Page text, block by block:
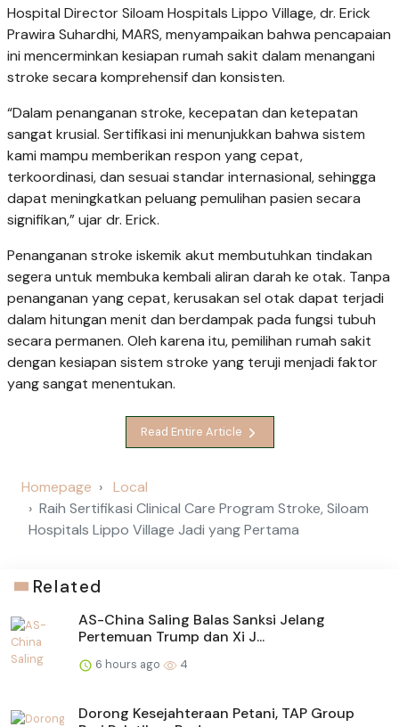
Hospital Director Siloam Hospitals Lippo Village, dr. Erick
Prawira Suhardhi, MARS, menyampaikan bahwa pencapaian
ini mencerminkan kesiapan rumah sakit dalam menangani
stroke secara komprehensif dan konsisten.
“Dalam penanganan stroke, kecepatan dan ketepatan
sangat krusial. Sertifikasi ini menunjukkan bahwa sistem
kami mampu memberikan respon yang cepat,
terkoordinasi, dan sesuai standar internasional, sehingga
dapat meningkatkan peluang pemulihan pasien secara
signifikan,” ujar dr. Erick.
Penanganan stroke iskemik akut membutuhkan tindakan
segera untuk membuka kembali aliran darah ke otak. Tanpa
penanganan yang cepat, kerusakan sel otak dapat terjadi
dalam hitungan menit dan berdampak pada fungsi tubuh
secara permanen. Oleh karena itu, pemilihan rumah sakit
dengan kesiapan sistem stroke yang teruji menjadi faktor
yang sangat menentukan.
Read Entire Article
Homepage
Local
Raih Sertifikasi Clinical Care Program Stroke, Siloam
Hospitals Lippo Village Jadi yang Pertama
Related
AS-China Saling Balas Sanksi Jelang
Pertemuan Trump dan Xi J...
6 hours ago 4
Dorong Kesejahteraan Petani, TAP Group